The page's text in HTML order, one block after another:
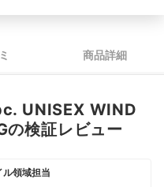
商品詳細
UNISEX WIND
の検証レビュー
ル領域担当